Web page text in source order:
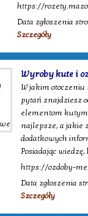
https://
Data zgłoszenia
Szczegóły
Wyroby kute i
W jakim otoczeniu
pytań znajdziesz
elementom
najlepsze, a jakie
dodatkowych
Posiadając
https://ozdoby-
Data zgłoszenia
Szczegóły